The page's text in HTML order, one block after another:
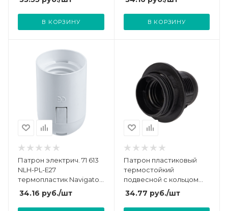
В КОРЗИНУ В КОРЗИНУ
Патрон электрич. 71 613
NLH-PL-E27
термопластик Navigator
71613
34.16 руб./шт
Патрон пластиковый
термостойкий
подвесной с кольцом
E27 черн. Rexant 11-8826
34.77 руб./шт